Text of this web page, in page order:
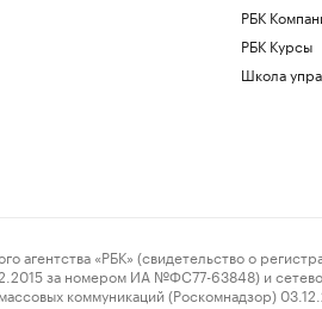
РБК
РБК Курсы
Школа
«РБК» (свидетельство о
за номером ИА №ФС77-63848) и
коммуникаций (Роскомнадзор)